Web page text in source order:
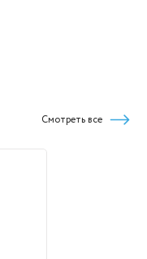
Смотреть все